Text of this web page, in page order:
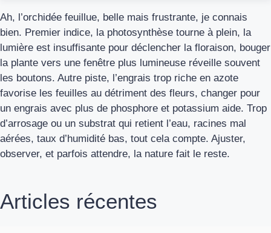
Ah, l’orchidée feuillue, belle mais frustrante, je connais
bien. Premier indice, la photosynthèse tourne à plein, la
lumière est insuffisante pour déclencher la floraison, bouger
la plante vers une fenêtre plus lumineuse réveille souvent
les boutons. Autre piste, l’engrais trop riche en azote
favorise les feuilles au détriment des fleurs, changer pour
un engrais avec plus de phosphore et potassium aide. Trop
d’arrosage ou un substrat qui retient l’eau, racines mal
aérées, taux d’humidité bas, tout cela compte. Ajuster,
observer, et parfois attendre, la nature fait le reste.
Articles récentes